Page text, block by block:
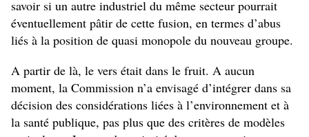
savoir si un autre industriel du même secteur pourrait
éventuellement pâtir de cette fusion, en termes d’abus
liés à la position de quasi monopole du nouveau groupe.
A partir de là, le vers était dans le fruit. A aucun
moment, la Commission n’a envisagé d’intégrer dans sa
décision des considérations liées à l’environnement et à
la santé publique, pas plus que des critères de modèles